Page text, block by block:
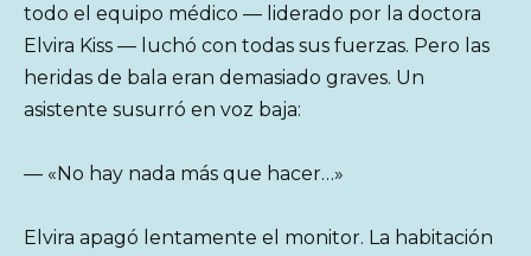
todo el equipo médico — liderado por la doctora
Elvira Kiss — luchó con todas sus fuerzas. Pero las
heridas de bala eran demasiado graves. Un
asistente susurró en voz baja:
— «No hay nada más que hacer…»
Elvira apagó lentamente el monitor. La habitación